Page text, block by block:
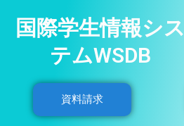
国際学生情報シス
テムWSDB
資料請求